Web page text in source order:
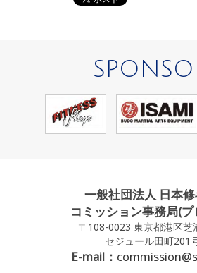
一般社団法人 日本
コミッション事務局(
〒108-0023 東京都港区芝
セジュール田町201
E-mail：